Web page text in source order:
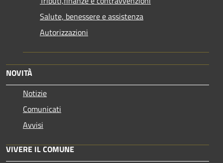
Salute, benessere e assistenza
Autorizzazioni
NOVITÀ
Notizie
Comunicati
Avvisi
VIVERE IL COMUNE